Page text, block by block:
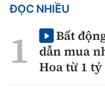
ĐỌC NHIỀU
Bất
dẫn mua
Hoa từ 1